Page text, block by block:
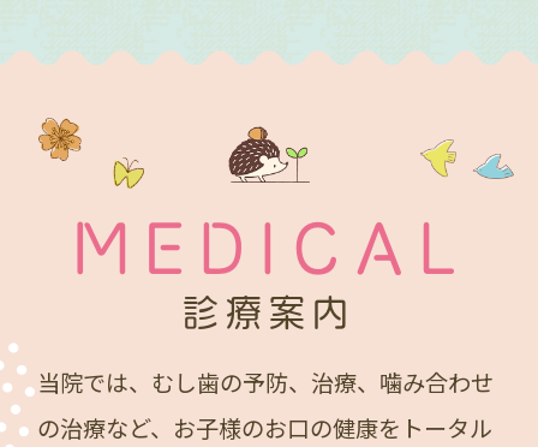
MEDICAL
診療案内
当院では、むし歯の予防、治療、噛み合わせ
の治療など、 お子様のお口の健康をトータル